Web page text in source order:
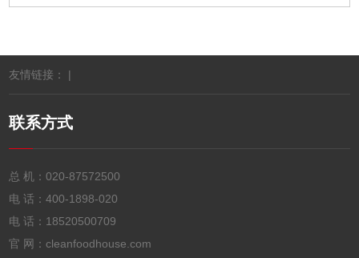
友情链接： |
联系方式
总 机：020-87572500
电 话：400-1898-020
电 话： 18520500709
官 网：cleanfoodhouse.com